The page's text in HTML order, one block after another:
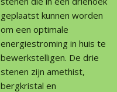
geplaatst kunnen worden
om een optimale
energiestroming in huis te
bewerkstelligen. De drie
stenen zijn amethist,
bergkristal en